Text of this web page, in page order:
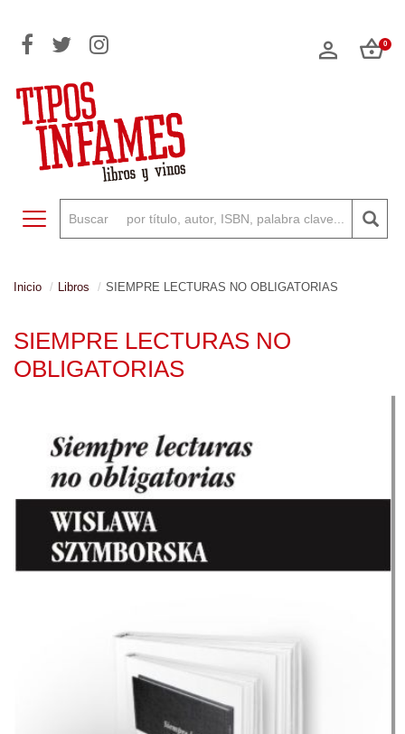
0
Toggle navigation
Inicio Libros SIEMPRE LECTURAS NO OBLIGATORIAS
SIEMPRE LECTURAS NO
OBLIGATORIAS